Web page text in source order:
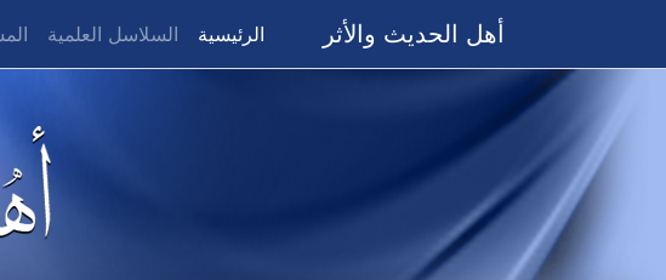
أهل الحديث والأثر الرئيسية السلاسل العلمية